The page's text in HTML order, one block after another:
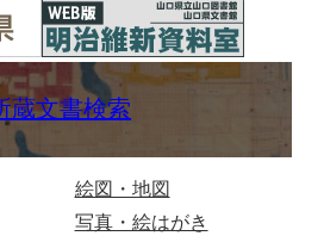
蔵文書検索
絵図・地図
写真・絵はがき